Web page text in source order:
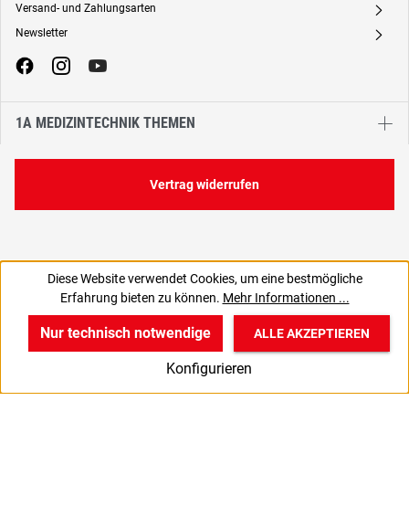
500,00 €
Versand- und Zahlungsarten A
Newsletter A
1A MEDIZINTECHNIK THEMEN
Vertrag widerrufen
Diese Website verwendet Cookies, um eine bestmögliche
Erfahrung bieten zu können. Mehr Informationen ...
Nur technisch notwendige
Konfigurieren
ALLE AKZEPTIEREN
v
Produkte
B